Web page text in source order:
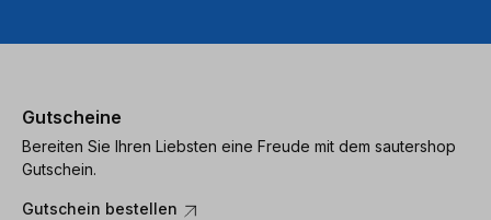
Gutscheine
Bereiten Sie Ihren Liebsten eine Freude mit dem sautershop
Gutschein.
Gutschein bestellen